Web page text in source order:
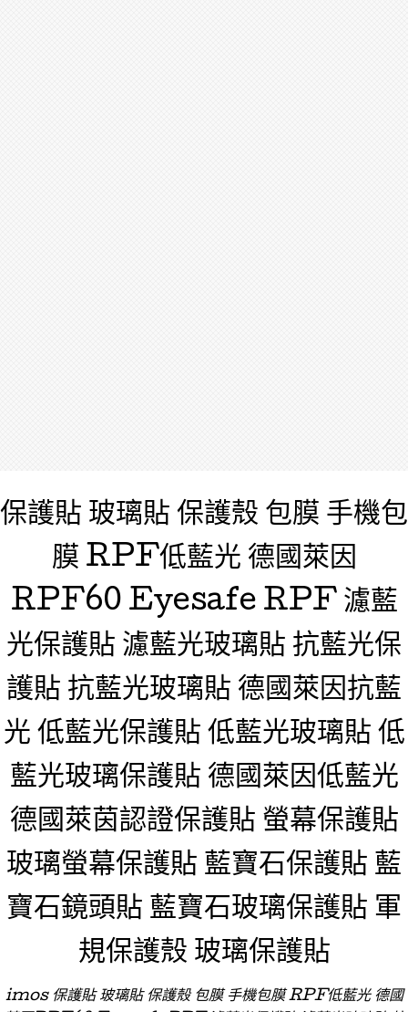
保護貼 玻璃貼 保護殼 包膜 手機包
膜 RPF低藍光 德國萊因
RPF60 Eyesafe RPF 濾藍
光保護貼 濾藍光玻璃貼 抗藍光保
護貼 抗藍光玻璃貼 德國萊因抗藍
光 低藍光保護貼 低藍光玻璃貼 低
藍光玻璃保護貼 德國萊因低藍光
德國萊茵認證保護貼 螢幕保護貼
玻璃螢幕保護貼 藍寶石保護貼 藍
寶石鏡頭貼 藍寶石玻璃保護貼 軍
規保護殼 玻璃保護貼
imos 保護貼 玻璃貼 保護殼 包膜 手機包膜 RPF低藍光 德國